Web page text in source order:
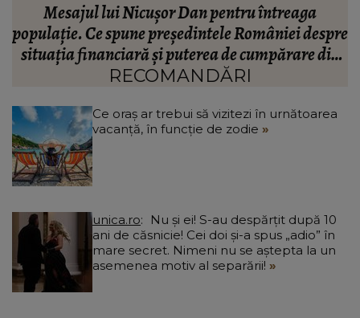
Valentin Sanfira, acuzații despre infidelitate? Ce
mărturisiri a făcut artistul de muzică populară:
“Doi ochi ce m-au înșelat.”
RECOMANDĂRI
Ce oraș ar trebui să vizitezi în urnătoarea
vacanță, în funcție de zodie
unica.ro
ani de căsnicie! Cei doi și-a spus „adio” în
mare secret. Nimeni nu se aștepta la un
asemenea motiv al separării!